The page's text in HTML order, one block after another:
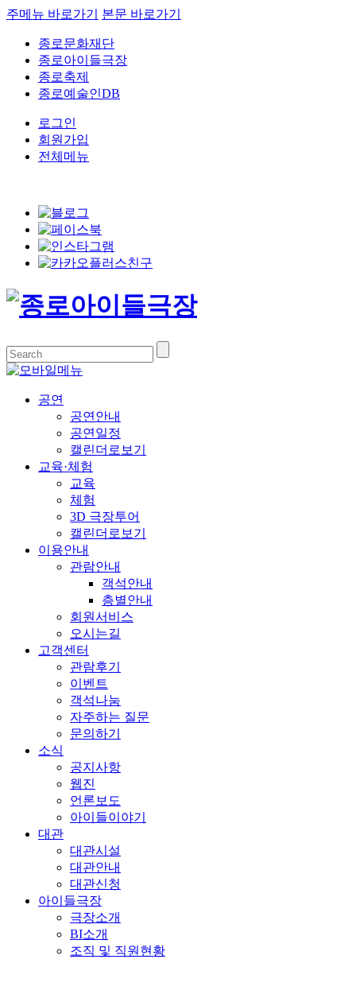
주메뉴 바로가기 본문 바로가기
종로문화재단
종로아이들극장
종로축제
종로예술인DB
로그인
회원가입
전체메뉴
공연
공연안내
공연일정
캘린더로보기
교육·체험
교육
체험
3D 극장투어
캘린더로보기
이용안내
관람안내
객석안내
층별안내
회원서비스
오시는길
고객센터
관람후기
이벤트
객석나눔
자주하는 질문
문의하기
소식
공지사항
웹진
언론보도
아이들이야기
대관
대관시설
대관안내
대관신청
아이들극장
극장소개
BI소개
조직 및 직원현황